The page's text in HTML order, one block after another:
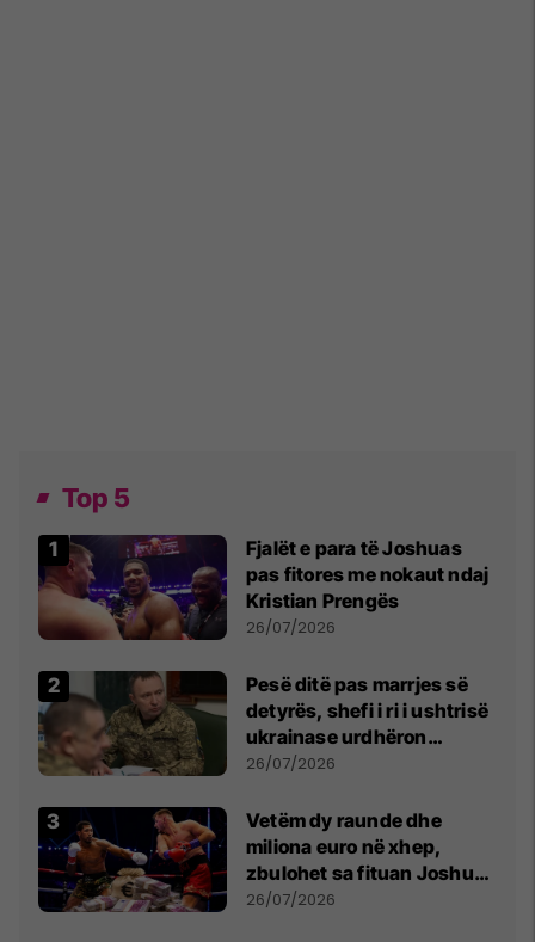
Top 5
Fjalët e para të Joshuas
pas fitores me nokaut ndaj
Kristian Prengës
26/07/2026
Pesë ditë pas marrjes së
detyrës, shefi i ri i ushtrisë
ukrainase urdhëron
kontroll të madh
26/07/2026
Vetëm dy raunde dhe
miliona euro në xhep,
zbulohet sa fituan Joshua
e Prenga
26/07/2026